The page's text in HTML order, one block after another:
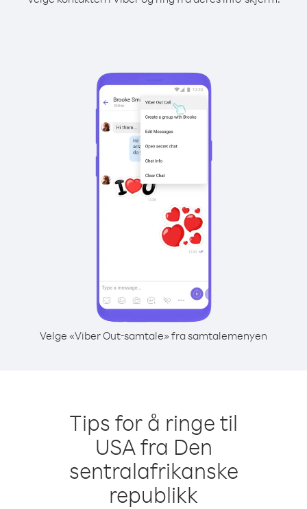
Velge «Viber Out-samtale» fra samtalemenyen
Tips for å ringe til
USA fra Den
sentralafrikanske
republikk